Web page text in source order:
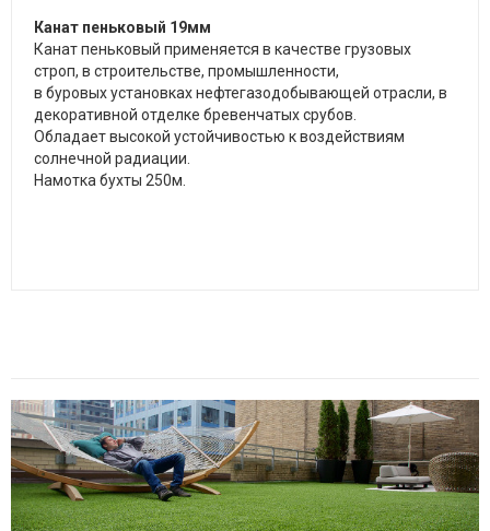
Канат пеньковый 19мм
Канат пеньковый применяется в качестве грузовых
строп, в строительстве, промышленности,
в буровых установках нефтегазодобывающей отрасли, в
декоративной отделке бревенчатых срубов.
Обладает высокой устойчивостью к воздействиям
солнечной радиации.
Намотка бухты 250м.